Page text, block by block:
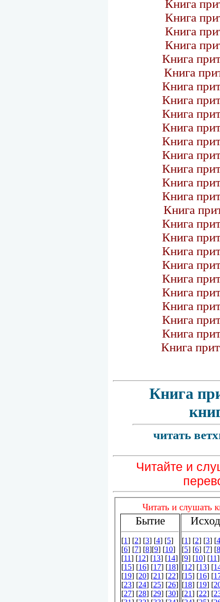
Книга
Книга
Книга
Книга
Книга
Книга
Книга
Книга
Книга
Книга
Книга
Книга
Книга
Книга
Книга
Книга
Книга
Книга
Книга
Книга
Книга
Книга
Книга
Книга
Книга
Книга
Книга
читать
Читайте и